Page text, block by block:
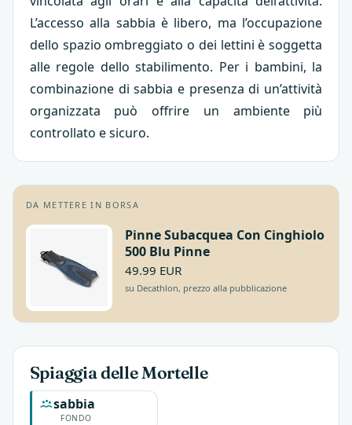
L’accesso alla sabbia è libero, ma l’occupazione
dello spazio ombreggiato o dei lettini è soggetta
alle regole dello stabilimento. Per i bambini, la
combinazione di sabbia e presenza di un’attività
organizzata può offrire un ambiente più
controllato e sicuro.
DA METTERE IN BORSA
Pinne Subacquea Con Cinghiolo
500 Blu Pinne
49.99 EUR
su Decathlon, prezzo alla pubblicazione
Spiaggia delle Mortelle
FONDO
sabbia